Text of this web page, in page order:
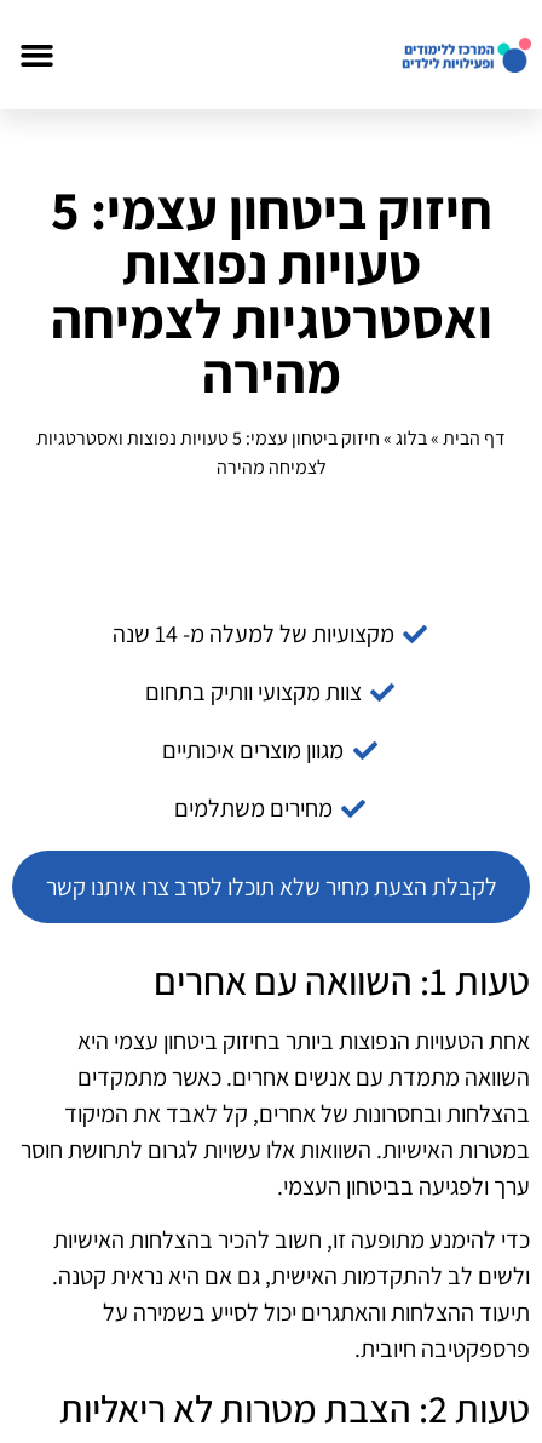
חיזוק ביטחון עצמי: 5
טעויות נפוצות
ואסטרטגיות לצמיחה
מהירה
דף הבית»בלוג»
חיזוק ביטחון עצמי: 5 טעויות נפוצות ואסטרטגיות
לצמיחה מהירה
מקצועיות של למעלה מ- 14 שנה
צוות מקצועי וותיק בתחום
מגוון מוצרים איכותיים
מחירים משתלמים
לקבלת הצעת מחיר שלא תוכלו לסרב צרו איתנו קשר
טעות 1: השוואה עם אחרים
אחת הטעויות הנפוצות ביותר בחיזוק ביטחון עצמי היא
השוואה מתמדת עם אנשים אחרים. כאשר מתמקדים
בהצלחות ובחסרונות של אחרים, קל לאבד את המיקוד
במטרות האישיות. השוואות אלו עשויות לגרום לתחושת חוסר
ערך ולפגיעה בביטחון העצמי.
כדי להימנע מתופעה זו, חשוב להכיר בהצלחות האישיות
ולשים לב להתקדמות האישית, גם אם היא נראית קטנה.
תיעוד ההצלחות והאתגרים יכול לסייע בשמירה על
פרספקטיבה חיובית.
טעות 2: הצבת מטרות לא ריאליות